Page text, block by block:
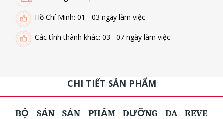
Hồ Chí Minh: 01 - 03 ngày làm việc
Các tỉnh thành khác: 03 - 07 ngày làm việc
CHI TIẾT SẢN PHẨM
BỘ SẢN SẢN PHẨM DƯỠNG DA REVE